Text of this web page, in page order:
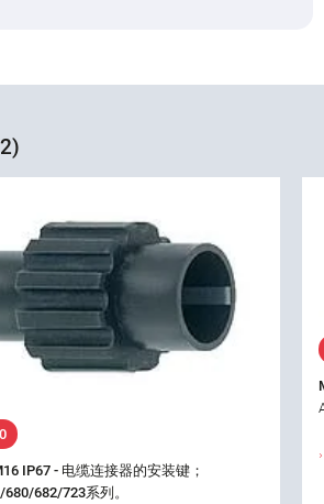
IP67 - 电缆连接器的安装键；
682/723系列。